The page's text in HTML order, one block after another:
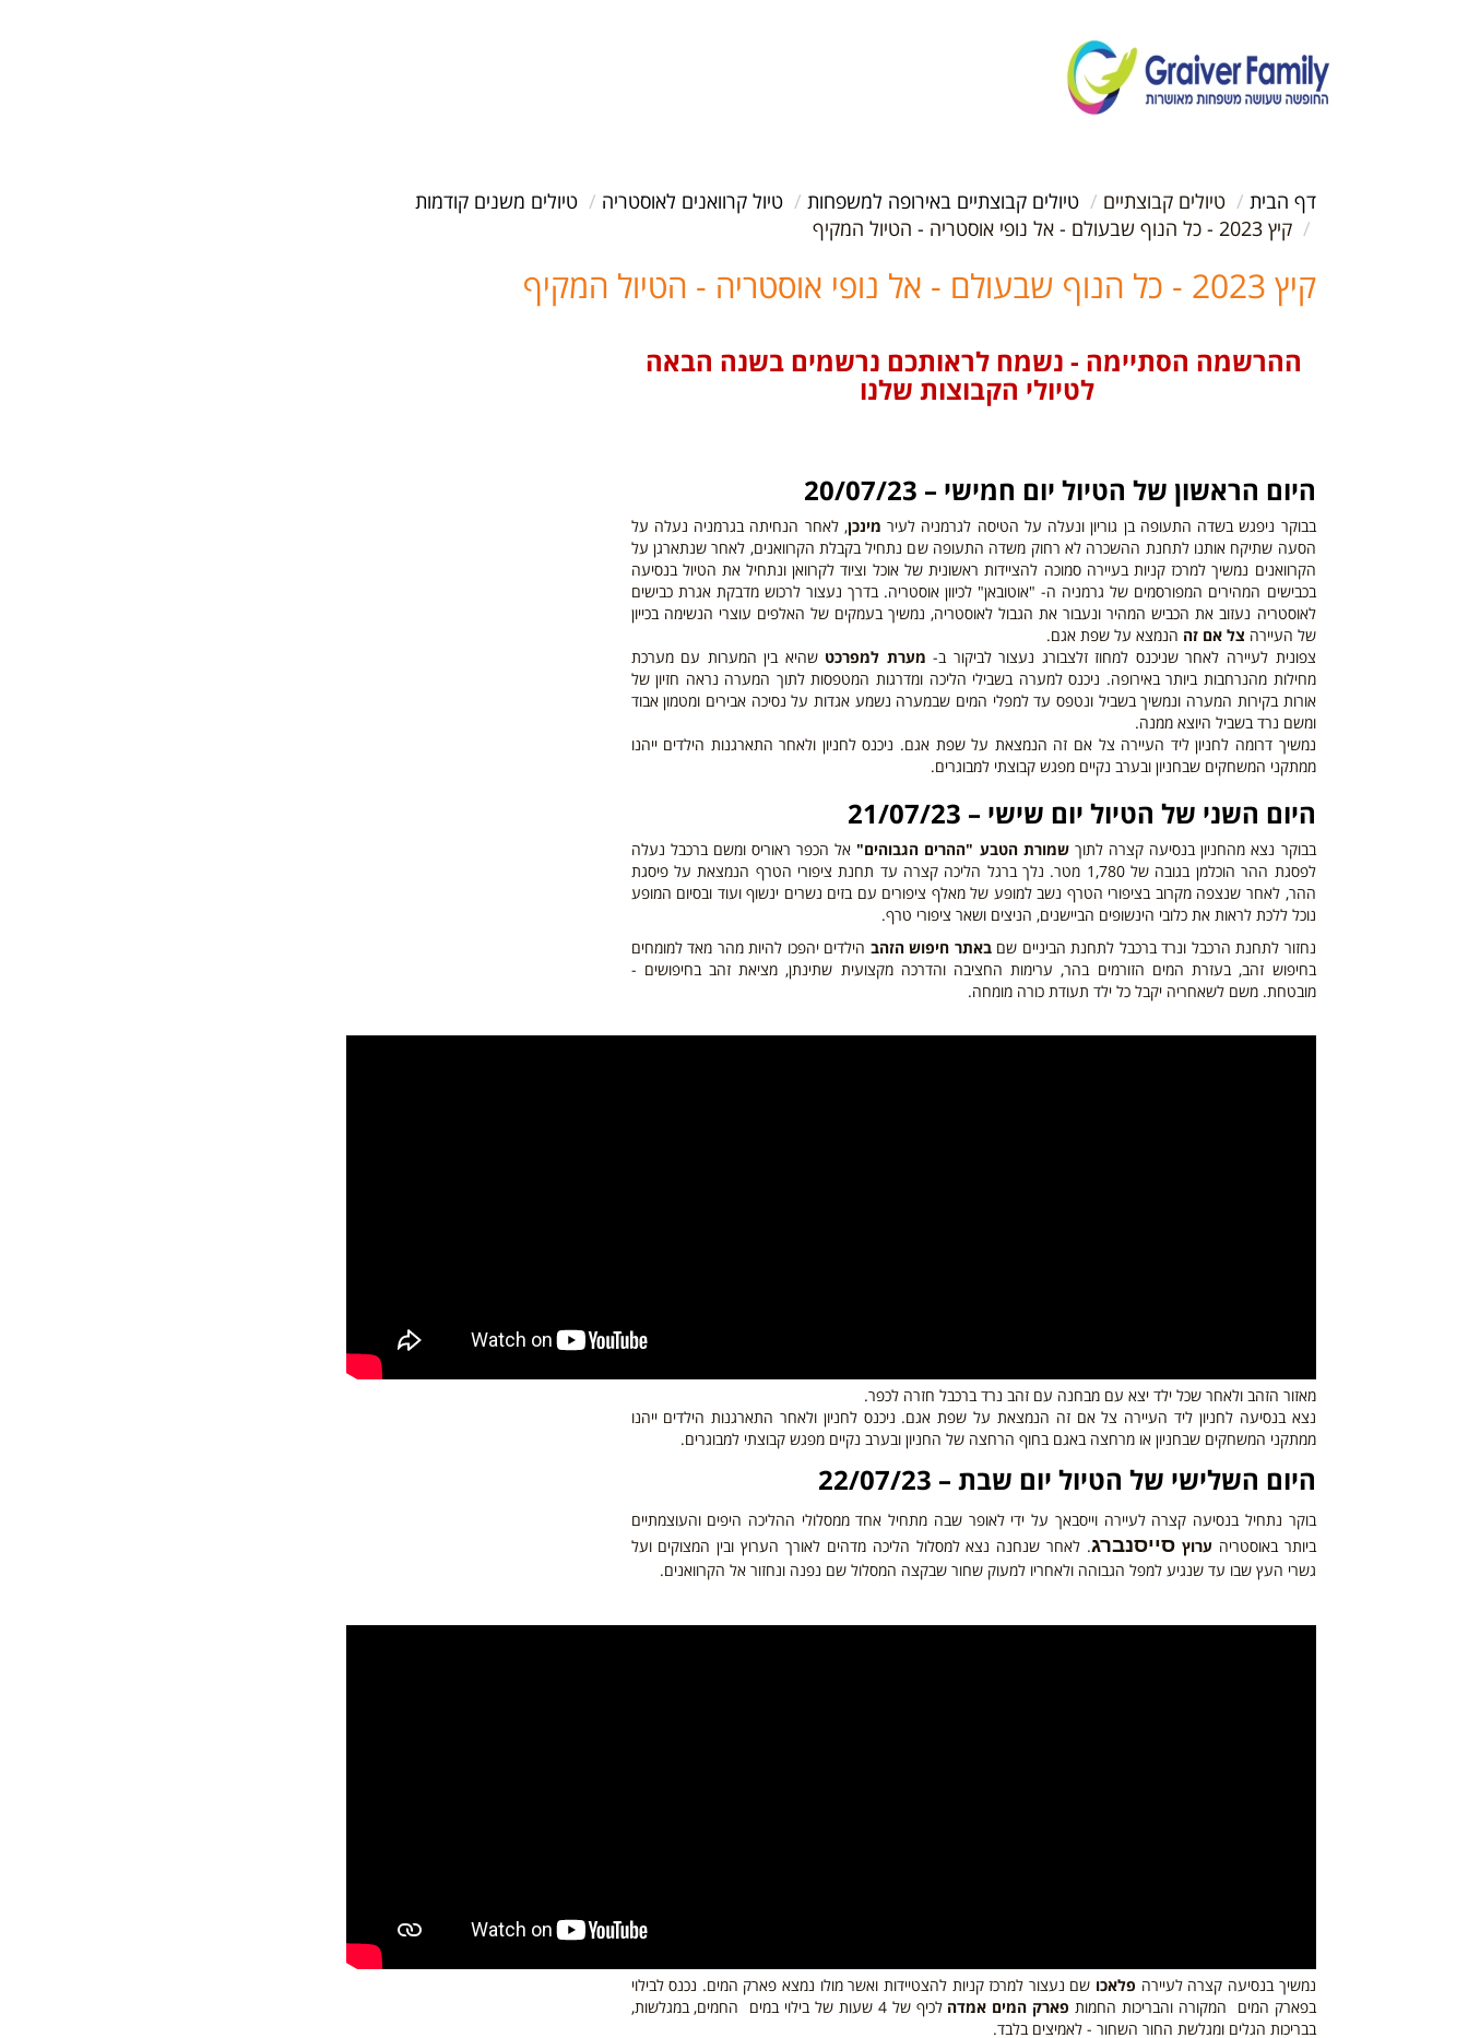
דף הבית טיולים קבוצתיים טיולים קבוצתיים באירופה למשפחות טיול קרוואנים לאוסטריה
טיולים משנים קודמות
קיץ 2023 - כל הנוף שבעולם - אל נופי אוסטריה - הטיול המקיף
קיץ 2023 - כל הנוף שבעולם - אל נופי אוסטריה - הטיול המקיף
ההרשמה הסתיימה - נשמח לראותכם נרשמים בשנה הבאה
לטיולי הקבוצות שלנו
היום הראשון של הטיול יום חמישי – 20/07/23
בבוקר ניפגש בשדה התעופה בן גוריון ונעלה על הטיסה לגרמניה לעיר מינכן, לאחר הנחיתה בגרמניה נעלה על
הסעה שתיקח אותנו לתחנת ההשכרה לא רחוק משדה התעופהשם נתחיל בקבלת הקרוואנים, לאחר שנתארגן על
הקרוואנים נמשיך למרכז קניות בעיירה סמוכה להציידות ראשונית של אוכל וציוד לקרוואן ונתחיל את הטיול בנסיעה
בכבישים המהירים המפורסמים של גרמניה ה- "אוטובאן" לכיוון אוסטריה. בדרך נעצורלרכוש מדבקת אגרת כבישים
לאוסטריה נעזוב את הכביש המהיר ונעבור את הגבול לאוסטריה, נמשיך בעמקים של האלפים עוצרי הנשימה בכייון
של העיירה צל אם זה הנמצא על שפת אגם.
צפונית לעיירה לאחר שניכנס למחוז זלצבורג נעצור לביקור ב- מערת למפרכט שהיא בין המערות עם מערכת
מחילות מהנרחבות ביותר באירופה. ניכנס למערה בשבילי הליכה ומדרגות המטפסות לתוך המערה נראה חזיון של
אורות בקירות המערה ונמשיך בשביל ונטפס עד למפלי המים שבמערה נשמע אגדות על נסיכה אבירים ומטמון אבוד
ומשם נרד בשביל היוצא ממנה.
נמשיך דרומה לחניון ליד העיירה צל אם זה הנמצאת על שפת אגם. ניכנס לחניון ולאחר התארגנות הילדים ייהנו
ממתקני המשחקים שבחניון ובערב נקיים מפגש קבוצתי למבוגרים.
היום השני של הטיול יום שישי – 21/07/23
בבוקר נצא מהחניון בנסיעה קצרה לתוךשמורת הטבע "ההרים הגבוהים" אל הכפר ראוריס ומשם ברכבל נעלה
לפסגת ההר הוכלמן בגובה של 1,780 מטר. נלך ברגל הליכה קצרה עד תחנת ציפורי הטרף הנמצאת על פיסגת
ההר, לאחר שנצפה מקרוב בציפורי הטרף נשב למופע של מאלף ציפורים עם בזים נשרים ינשוף ועוד ובסיום המופע
נוכל ללכת לראות את כלובי הינשופים הביישנים, הניצים ושאר ציפורי טרף.
נחזור לתחנת הרכבל ונרד ברכבל לתחנת הביניים שםבאתר חיפוש הזהב הילדים יהפכו להיות מהר מאד למומחים
בחיפוש זהב, בעזרת המים הזורמים בהר, ערימות החציבה והדרכה מקצועית שתינתן, מציאת זהב בחיפושים -
מובטחת. משם לשאחריה יקבל כל ילד תעודת כורה מומחה.
מאזור הזהב ולאחר שכל ילד יצא עם מבחנה עם זהב נרד ברכבל חזרה לכפר.
נצא בנסיעהלחניון ליד העיירה צל אם זה הנמצאת על שפת אגם. ניכנס לחניון ולאחר התארגנות הילדים ייהנו
ממתקני המשחקים שבחניון או מרחצה באגם בחוף הרחצה של החניון ובערב נקיים מפגש קבוצתי למבוגרים.
היום השלישי של הטיול יום שבת – 22/07/23
בוקר נתחיל בנסיעה קצרה לעיירה וייסבאך על ידי לאופר שבה מתחיל אחד ממסלולי ההליכה היפים והעוצמתיים
ביותר באוסטריהערוץסייסנברג. לאחר שנחנה נצא למסלול הליכה מדהים לאורך הערוץ ובין המצוקים ועל
גשרי העץ שבו עד שנגיע למפל הגבוהה ולאחריו למעוק שחור שבקצה המסלול שם נפנה ונחזור אל הקרוואנים.
נמשיך בנסיעה קצרה לעיירה פלאכו שם נעצור למרכז קניות להצטיידות ואשר מולו נמצא פארק המים. נכנס לבילוי
בפארק המים המקורה והבריכות החמות פארק המים אמדה
לכיף של 4 שעות של בילוי במים החמים, במגלשות,
בבריכות הגלים ומגלשת החור השחור - לאמיצים בלבד.